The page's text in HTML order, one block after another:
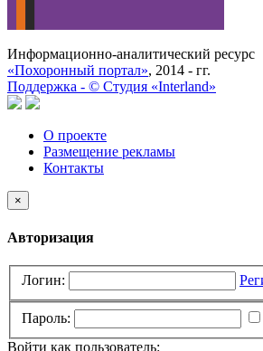
Информационно-аналитический ресурс
«Похоронный портал», 2014 - гг.
Поддержка - © Cтудия «Interland»
О проекте
Размещение рекламы
Контакты
×
Авторизация
Логин:
Пароль:
Войти как пользователь: